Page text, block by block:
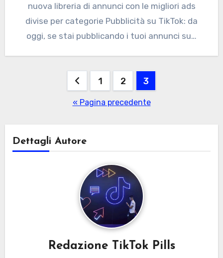
nuova libreria di annunci con le migliori ads
divise per categorie Pubblicità su TikTok: da
oggi, se stai pubblicando i tuoi annunci su…
Paginazione
1 2 3
« Pagina precedente
Dettagli Autore
Redazione TikTok Pills